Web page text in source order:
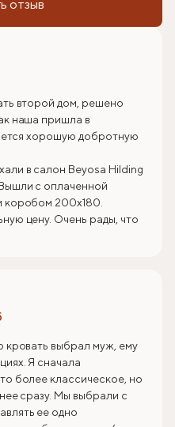
отзыв
второй дом, решено
наша пришла в
хорошую добротную
в салон Beyosa Hilding
с оплаченной
коробом 200х180.
цену. Очень рады, что
кровать выбрал муж, ему
Я сначала
более классическое, но
сразу. Мы выбрали с
ее одно